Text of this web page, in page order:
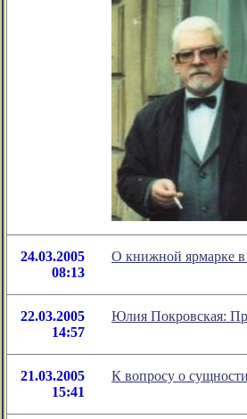
24.03.2005
08:13
О книжной ярмарке
22.03.2005
14:57
Юлия Покровская:
21.03.2005
15:41
К вопросу о